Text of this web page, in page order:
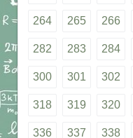
264 265 266
282 283 284
300 301 302
318 319 320
336 337 338